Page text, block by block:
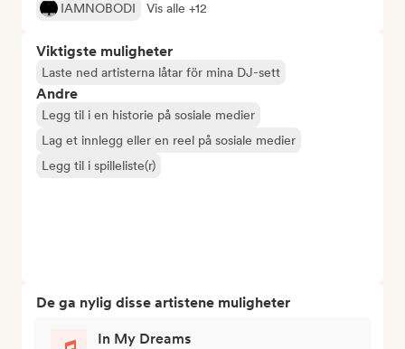
IAMNOBODI
Vis alle +12
Viktigste muligheter
Laste ned artisterna låtar för mina DJ-sett
Andre
Legg til i en historie på sosiale medier
Lag et innlegg eller en reel på sosiale medier
Legg til i spilleliste(r)
De ga nylig disse artistene muligheter
In My Dreams